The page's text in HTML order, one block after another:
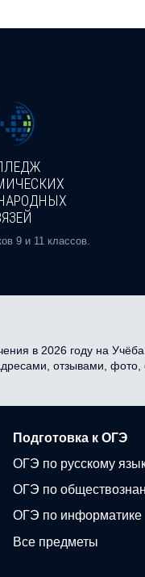
9 и 11 классов.
в 2026 году на
отзывами,
Подготовка к ОГЭ
ОГЭ по русскому
ОГЭ по
ОГЭ по информатике
Все предметы